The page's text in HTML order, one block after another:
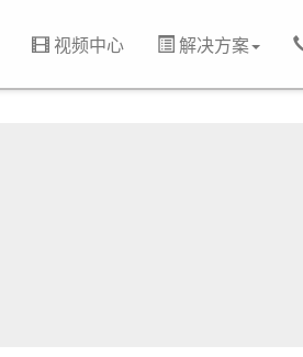
视频中心 解决方案